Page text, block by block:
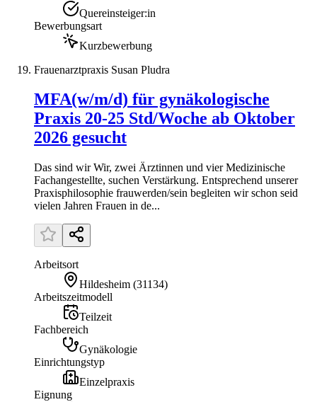
Quereinsteiger:in
Bewerbungsart
Kurzbewerbung
Frauenarztpraxis Susan Pludra
MFA(w/m/d) für gynäkologische
Praxis 20-25 Std/Woche ab Oktober
2026 gesucht
Das sind wir Wir, zwei Ärztinnen und vier Medizinische
Fachangestellte, suchen Verstärkung. Entsprechend unserer
Praxisphilosophie frauwerden/sein begleiten wir schon seid
vielen Jahren Frauen in de...
Arbeitsort
Hildesheim (31134)
Arbeitszeitmodell
Teilzeit
Fachbereich
Gynäkologie
Einrichtungstyp
Einzelpraxis
Eignung